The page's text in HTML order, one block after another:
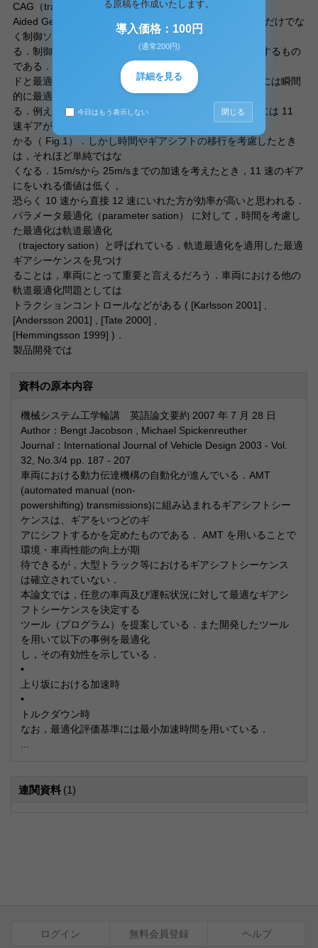
CAG（transmission with Computer
Aided Gearshifting）と呼ばれている．このとき，ハードだけでな
く制御ソフトも重要とな
る．制御ソフトはいつ，どのギアにシフトするかを決定するもの
である．与えられたハー
ドと最適化評価基準（燃費や加速等）に対して，各ギアには瞬間
的に最適な駆動条件があ
る．例えば加速を評価基準にしたとき，20m/sでの走行には 11
速ギアが最適なことがわ
かる（ Fig.1）．しかし時間やギアシフトの移行を考慮したとき
は，それほど単純ではな
くなる．15m/sから 25m/sまでの加速を考えたとき，11 速のギア
にをいれる価値は低く，
恐らく 10 速から直接 12 速にいれた方が効率が高いと思われる．
パラメータ最適化（parameter sation） に対して，時間を考慮し
た最適化は軌道最適化
（trajectory sation）と呼ばれている．軌道最適化を適用した最適
ギアシーケンスを見つけ
ることは，車両にとって重要と言えるだろう．車両における他の
軌道最適化問題としては
トラクションコントロールなどがある ( [Karlsson 2001] ,
[Andersson 2001] , [Tate 2000] ,
[Hemmingsson 1999] )．
製品開発では
資料の原本内容
機械システム工学輪講 英語論文要約 2007 年 7 月 28 日
Author：Bengt Jacobson , Michael Spickenreuther
Journal：International Journal of Vehicle Design 2003 - Vol.
32, No.3/4 pp. 187 - 207
車両における動力伝達機構の自動化が進んでいる．AMT
(automated manual (non-
powershifting) transmissions)に組み込まれるギアシフトシー
ケンスは、ギアをいつどのギ
アにシフトするかを定めたものである． AMT を用いることで
環境・車両性能の向上が期
待できるが，大型トラック等におけるギアシフトシーケンス
は確立されていない．
本論文では，任意の車両及び運転状況に対して最適なギアシ
フトシーケンスを決定する
ツール（プログラム）を提案している．また開発したツール
を用いて以下の事例を最適化
し，その有効性を示している．
•
上り坂における加速時
•
トルクダウン時
なお，最適化評価基準には最小加速時間を用いている．
連関資料 (1)
ログイン 無料会員登録 ヘルプ
る原稿を作成いたします。
導入価格：100円
(通常200円)
詳細を見る
今日はもう表示しない 閉じる